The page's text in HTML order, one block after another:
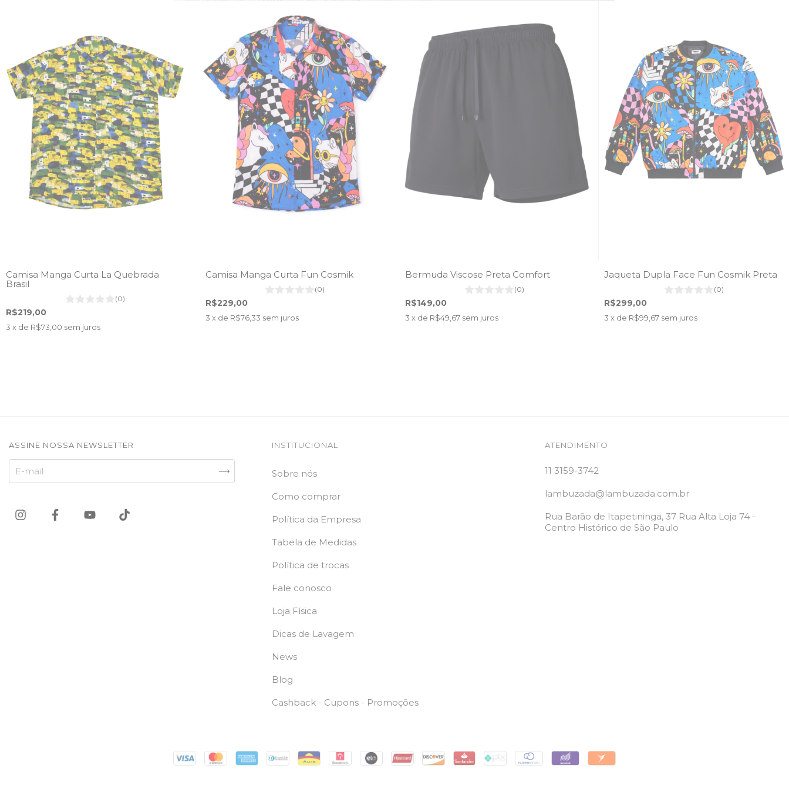
Camisa Manga Curta La Quebrada
Brasil
(0)
R$219,00
3 x de R$73,00 sem juros
Camisa Manga Curta Fun Cosmik
(0)
R$229,00
3 x de R$76,33 sem juros
Bermuda Viscose Preta Comfort
(0)
R$149,00
3 x de R$49,67 sem juros
Jaqueta Dupla Face Fun Cosmik Preta
(0)
R$299,00
3 x de R$99,67 sem juros
ASSINE NOSSA NEWSLETTER INSTITUCIONAL
Sobre nós
Como comprar
Política da Empresa
Tabela de Medidas
Política de trocas
Fale conosco
Loja Física
Dicas de Lavagem
News
Blog
Cashback - Cupons - Promoções
ATENDIMENTO
11 3159-3742
lambuzada@lambuzada.com.br
Rua Barão de Itapetininga, 37 Rua Alta Loja 74 -
Centro Histórico de São Paulo